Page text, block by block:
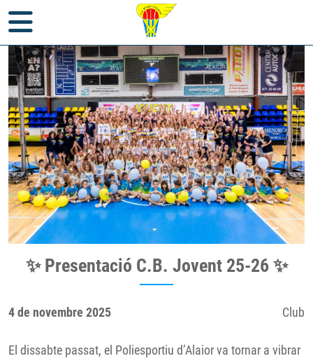
✨ Presentació C.B. Jovent 25-26 ✨
4 de novembre 2025 Club
El dissabte passat, el Poliesportiu d’Alaior va tornar a vibrar